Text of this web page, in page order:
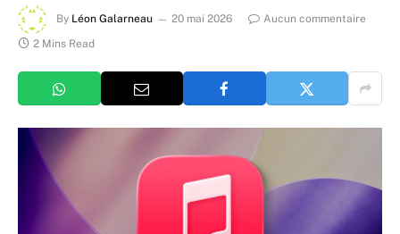
By Léon Galarneau 20 mai 2026
Aucun commentaire
2 Mins Read